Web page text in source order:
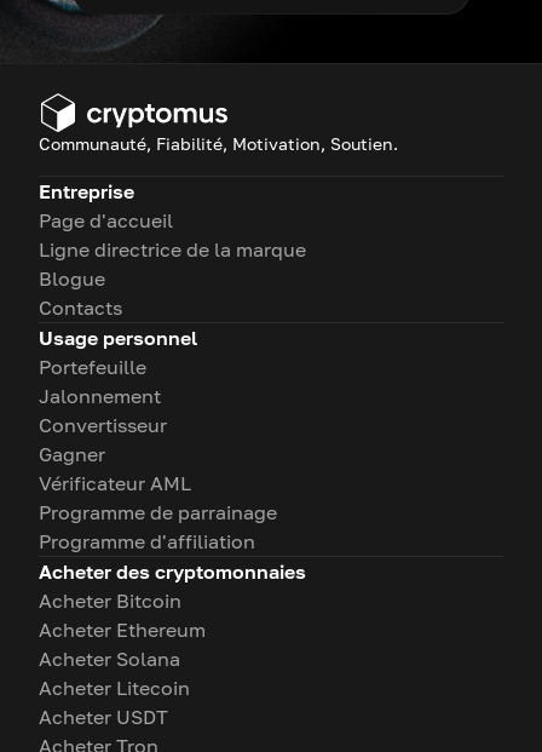
Communauté, Fiabilité, Motivation, Soutien.
Entreprise
Page d'accueil
Ligne directrice de la marque
Blogue
Contacts
Usage personnel
Portefeuille
Jalonnement
Convertisseur
Gagner
Vérificateur AML
Programme de parrainage
Programme d'affiliation
Acheter des cryptomonnaies
Acheter Bitcoin
Acheter Ethereum
Acheter Solana
Acheter Litecoin
Acheter USDT
Acheter Tron